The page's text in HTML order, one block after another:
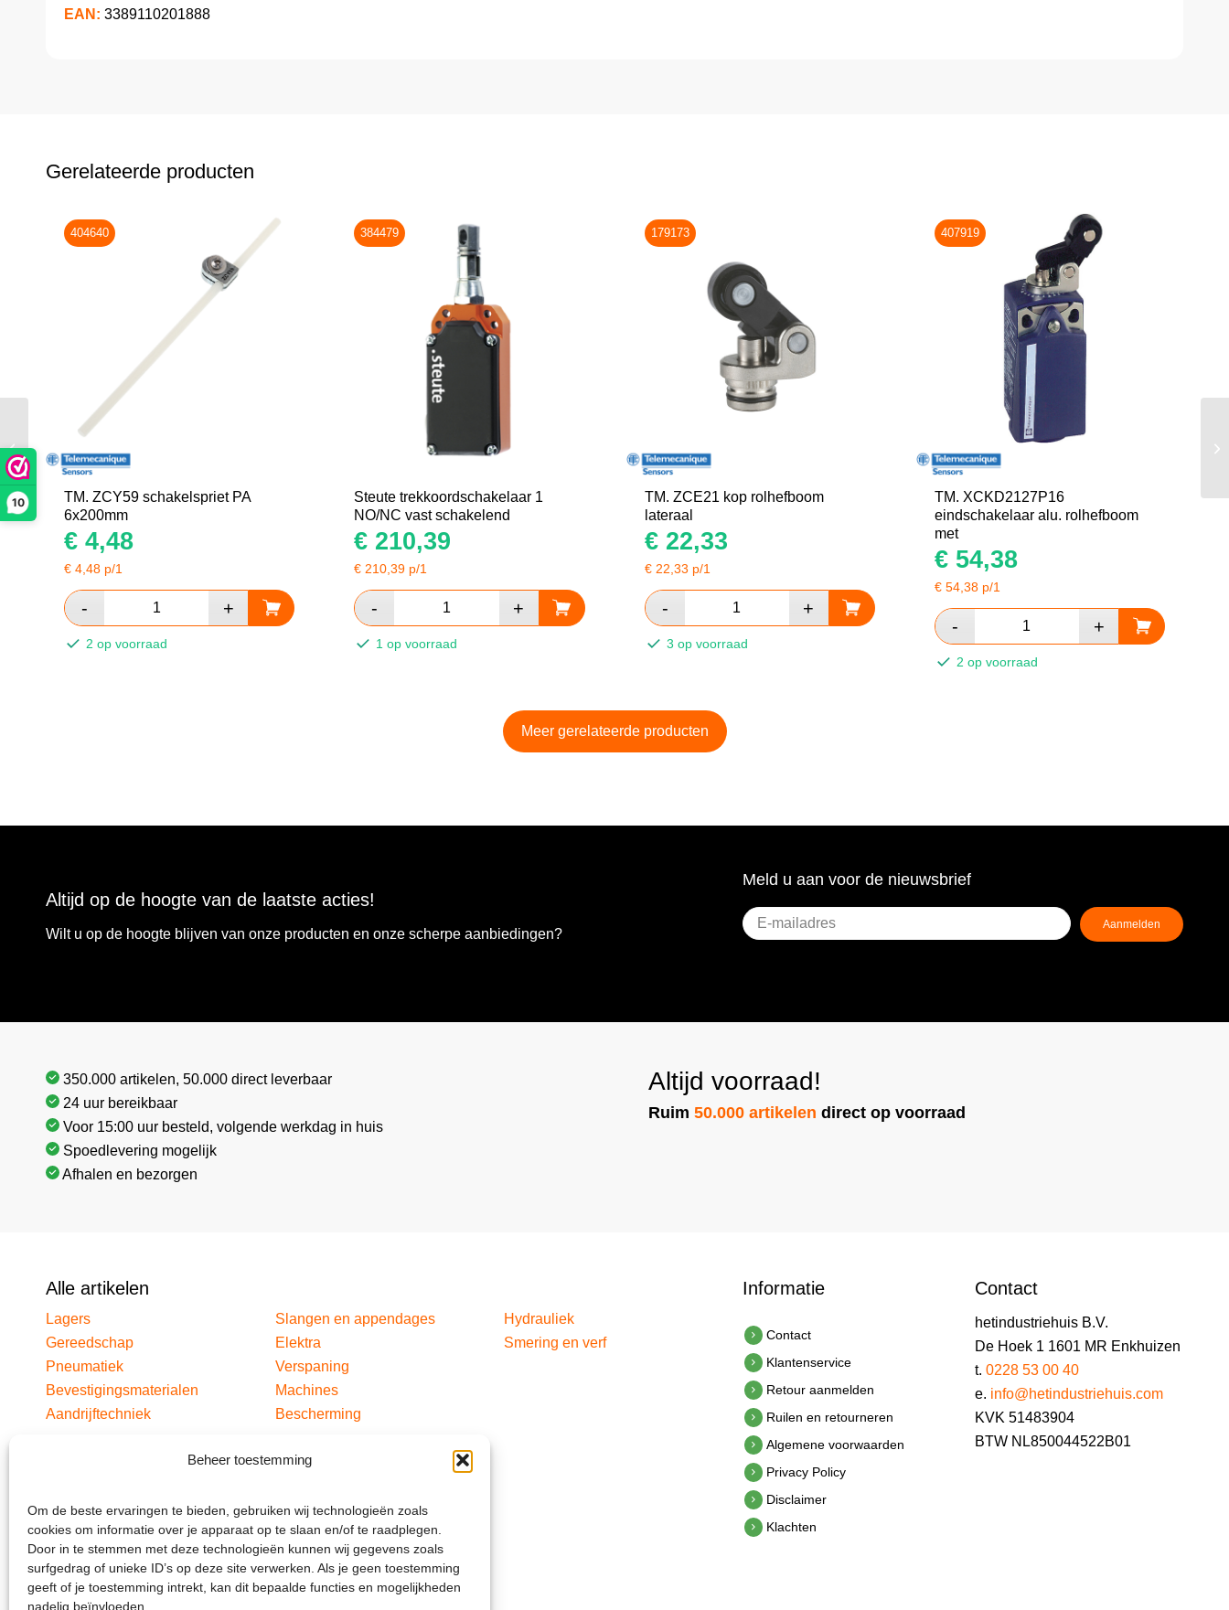
10
Beheer toestemming
Om de beste ervaringen te bieden, gebruiken wij technologieën zoals
cookies om informatie over je apparaat op te slaan en/of te raadplegen.
Door in te stemmen met deze technologieën kunnen wij gegevens zoals
surfgedrag of unieke ID’s op deze site verwerken. Als je geen toestemming
geeft of je toestemming intrekt, kan dit bepaalde functies en mogelijkheden
nadelig beïnvloeden.
EAN: 3389110201888
Gerelateerde producten
404640
TM. ZCY59 schakelspriet PA
6x200mm
€ 4,48
€ 4,48 p/1
2 op voorraad
384479
Steute trekkoordschakelaar 1
NO/NC vast schakelend
€ 210,39
€210,39 p/1
1 op voorraad
179173
TM. ZCE21 kop rolhefboom
lateraal
€22,33
€ 22,33 p/1
3 op voorraad
407919
TM. XCKD2127P16
eindschakelaar alu. rolhefboom
met
€54,38
€ 54,38p/1
2 op voorraad
Meer gerelateerde producten
Altijd op de hoogte van de laatste acties!
Wilt u op de hoogte blijven van onze producten en onze scherpe aanbiedingen?
Meld u aan voor de nieuwsbrief
E-
mailadres(Vereist)
Aanmelden
350.000 artikelen, 50.000 direct leverbaar
24 uur bereikbaar
Voor 15:00 uur besteld, volgende werkdag in huis
Spoedlevering mogelijk
Afhalen en bezorgen
Altijd voorraad!
Ruim50.000 artikelen direct op voorraad
Alle artikelen
Lagers
Gereedschap
Pneumatiek
Bevestigingsmaterialen
Aandrijftechniek
Slangen en appendages
Elektra
Verspaning
Machines
Bescherming
Hydrauliek
Smering en verf
Informatie
Contact
Klantenservice
Retour aanmelden
Ruilen en retourneren
Algemene voorwaarden
Privacy Policy
Disclaimer
Klachten
Contact
hetindustriehuis B.V.
De Hoek 1 1601 MR Enkhuizen
t. 0228 53 00 40
e. info@hetindustriehuis.com
KVK 51483904
BTW NL850044522B01
TM. XCKP2110P16
eindschakelaar plunjer